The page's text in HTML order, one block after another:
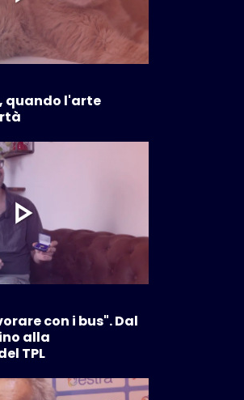
quando l'arte
con i bus". Dal
alla
TPL